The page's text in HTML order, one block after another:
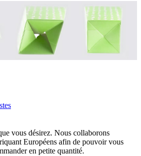
vous désirez. Nous collaborons
Européens afin de pouvoir vous
en petite quantité.